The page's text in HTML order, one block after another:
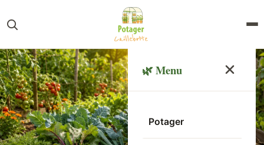
🌿 Menu
Potager